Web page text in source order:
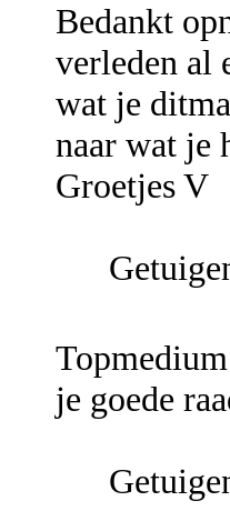
Bedankt
verleden al
wat je
naar wat je
Groetjes V
je goede